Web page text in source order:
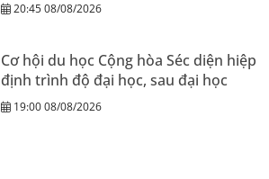
20:45 08/08/2026
Cơ hội du học Cộng hòa Séc diện hiệp
định trình độ đại học, sau đại học
19:00 08/08/2026